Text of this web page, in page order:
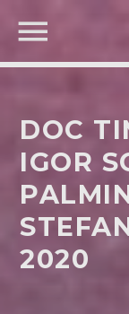
DOC
IGOR
2020